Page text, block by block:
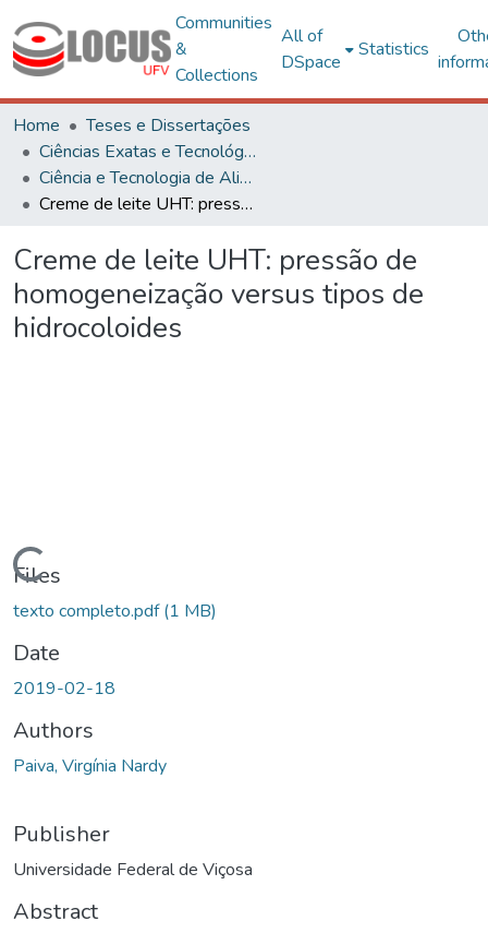
Communities
&
Collections
All of
DSpace
Statistics
Home
Teses e Dissertações
Ciências Exatas e Tecnológicas
Ciência e Tecnologia de Alimentos
Creme de leite UHT: pressão de homogeneização versus tipos de hidrocoloides
Creme de leite UHT: pressão de
homogeneização versus tipos de
hidrocoloides
Loading...
Files
texto completo.pdf(1 MB)
Date
2019-02-18
Authors
Paiva, Virgínia Nardy
Publisher
Universidade Federal de Viçosa
Abstract